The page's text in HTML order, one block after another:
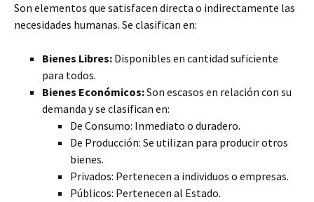
Son elementos que satisfacen directa o indirectamente las
necesidades humanas. Se clasifican en:
Bienes Libres: Disponibles en cantidad suficiente
para todos.
Bienes Económicos:Son escasos en relación con su
demanda y se clasifican en:
De Consumo: Inmediato o duradero.
De Producción: Se utilizan para producir otros
bienes.
Privados: Pertenecen a individuos o empresas.
Públicos: Pertenecen al Estado.